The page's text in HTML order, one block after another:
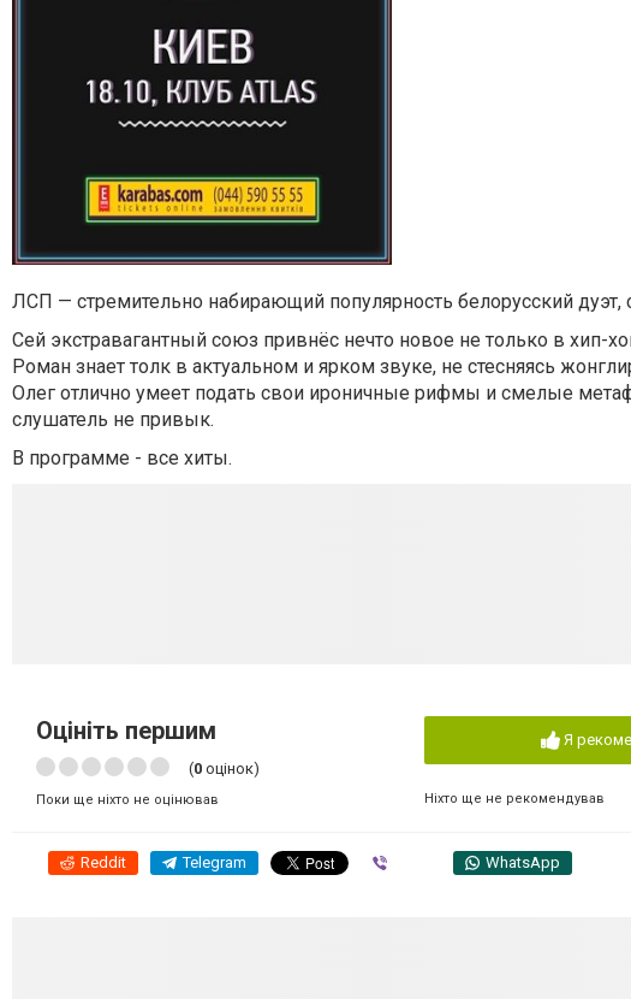
ЛСП — стремительно набирающий популярность белорусский
Сей экстравагантный союз привнёс нечто новое не только в хип-
Роман знает толк в актуальном и ярком звуке, не стесняясь
Олег отлично умеет подать свои ироничные рифмы и смелые
слушатель не привык.
В программе - все хиты.
Оцініть першим
(0 оцінок)
Поки ще ніхто не оцінював
Я
Ніхто ще не рекомендував
Reddit Telegram WhatsApp